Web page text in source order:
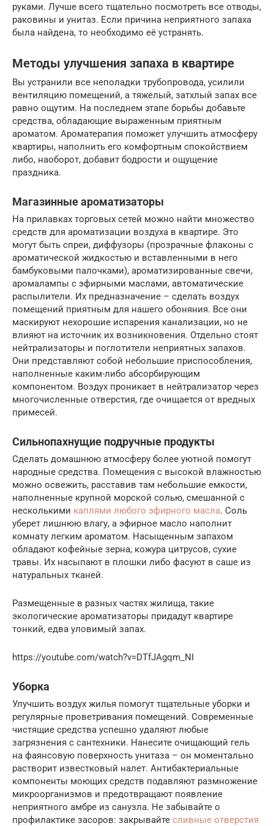
руками. Лучше всего тщательно посмотреть все отводы,
раковины и унитаз. Если причина неприятного запаха
была найдена, то необходимо её устранять.
Методы улучшения запаха в квартире
Вы устранили все неполадки трубопровода, усилили
вентиляцию помещений, а тяжелый, затхлый запах все
равно ощутим. На последнем этапе борьбы добавьте
средства, обладающие выраженным приятным
ароматом. Ароматерапия поможет улучшить атмосферу
квартиры, наполнить его комфортным спокойствием
либо, наоборот, добавит бодрости и ощущение
праздника.
Магазинные ароматизаторы
На прилавках торговых сетей можно найти множество
средств для ароматизации воздуха в квартире. Это
могут быть спреи, диффузоры (прозрачные флаконы с
ароматической жидкостью и вставленными в него
бамбуковыми палочками), ароматизированные свечи,
аромалампы с эфирными маслами, автоматические
распылители. Их предназначение – сделать воздух
помещений приятным для нашего обоняния. Все они
маскируют нехорошие испарения канализации, но не
влияют на источник их возникновения. Отдельно стоят
нейтрализаторы и поглотители неприятных запахов.
Они представляют собой небольшие приспособления,
наполненные каким-либо абсорбирующим
компонентом. Воздух проникает в нейтрализатор через
многочисленные отверстия, где очищается от вредных
примесей.
Сильнопахнущие подручные продукты
Сделать домашнюю атмосферу более уютной помогут
народные средства. Помещения с высокой влажностью
можно освежить, расставив там небольшие емкости,
наполненные крупной морской солью, смешанной с
несколькими каплями любого эфирного масла. Соль
уберет лишнюю влагу, а эфирное масло наполнит
комнату легким ароматом. Насыщенным запахом
обладают кофейные зерна, кожура цитрусов, сухие
травы. Их насыпают в плошки либо фасуют в саше из
натуральных тканей.
Размещенные в разных частях жилища, такие
экологические ароматизаторы придадут квартире
тонкий, едва уловимый запах.
https://youtube.com/watch?v=DTfJAgqm_NI
Уборка
Улучшить воздух жилья помогут тщательные уборки и
регулярные проветривания помещений. Современные
чистящие средства успешно удаляют любые
загрязнения с сантехники. Нанесите очищающий гель
на фаянсовую поверхность унитаза – он моментально
растворит известковый налет. Антибактериальные
компоненты моющих средств подавляют размножение
микроорганизмов и предотвращают появление
неприятного амбре из санузла. Не забывайте о
профилактике засоров: закрывайте сливные отверстия